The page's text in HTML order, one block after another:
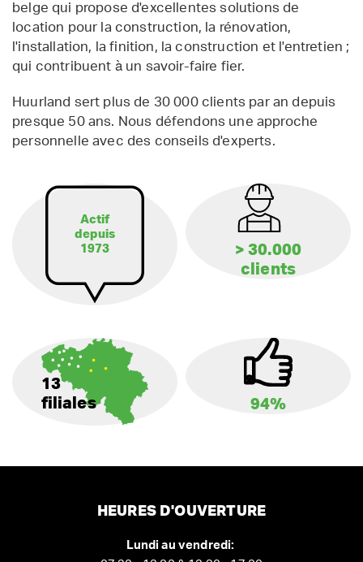
belge qui propose d'excellentes solutions de
location pour la construction, la rénovation,
l'installation, la finition, la construction et l'entretien ;
qui contribuent à un savoir-faire fier.
Huurland sert plus de 30 000 clients par an depuis
presque 50 ans. Nous défendons une approche
personnelle avec des conseils d'experts.
Actif
depuis
1973
> 30.000
clients
13
filiales
94%
HEURES D'OUVERTURE
Lundi au vendredi: